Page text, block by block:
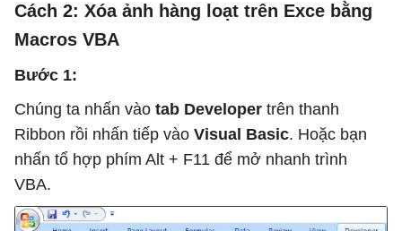
Cách 2: Xóa ảnh hàng loạt trên Exce bằng
Macros VBA
Bước 1:
Chúng ta nhấn vào tab Developer trên thanh
Ribbon rồi nhấn tiếp vào Visual Basic. Hoặc bạn
nhấn tổ hợp phím Alt + F11 để mở nhanh trình
VBA.